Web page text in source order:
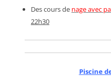
Des cours de nage avec
22h30
Piscine